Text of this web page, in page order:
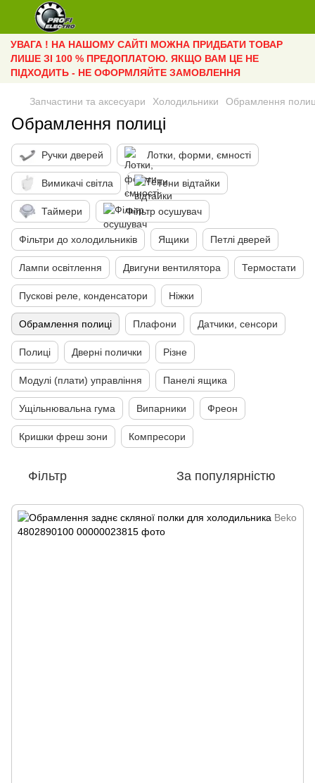
УВАГА ! НА НАШОМУ САЙТІ МОЖНА ПРИДБАТИ ТОВАР
ЛИШЕ ЗІ 100 % ПРЕДОПЛАТОЮ. ЯКЩО ВАМ ЦЕ НЕ
ПІДХОДИТЬ - НЕ ОФОРМЛЯЙТЕ ЗАМОВЛЕННЯ
Запчастини та аксесуари Холодильники Обрамлення
Обрамлення полиці
Ручки дверей Лотки, форми, ємності
Вимикачі світла Тени відтайки
Таймери Фільтр осушувач
Фільтри до холодильників Ящики Петлі дверей
Лампи освітлення Двигуни вентилятора Термостати
Пускові реле, конденсатори Ніжки
Обрамлення полиці Плафони Датчики, сенсори
Полиці Дверні полички Різне
Модулі (плати) управління Панелі ящика
Ущільнювальна гума Випарники Фреон
Кришки фреш зони Компресори
Фільтр За популярністю